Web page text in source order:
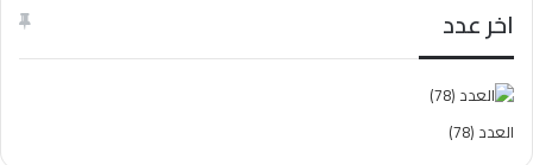
ن
اخر عدد
العدد (78)